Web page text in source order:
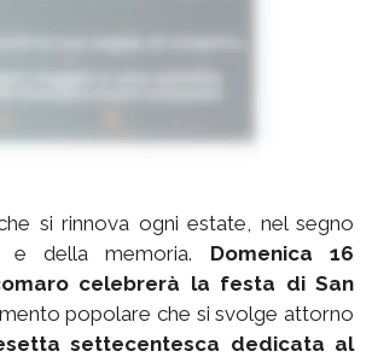
si rinnova ogni estate, nel segno
e della memoria. Domenica 16
celebrerà la festa di San
popolare che si svolge attorno
settecentesca dedicata al